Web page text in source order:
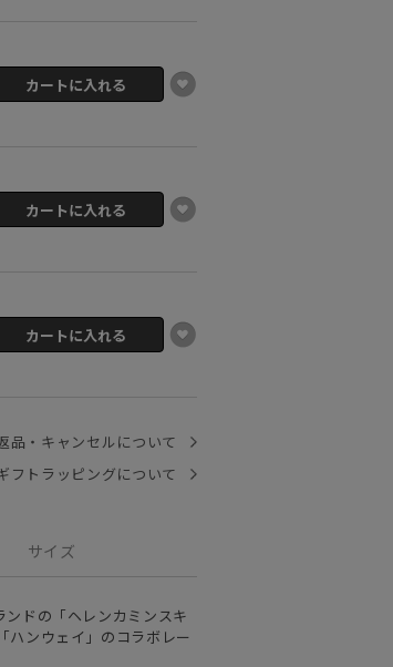
品・キャンセルについて
フトラッピングについて
サイズ
ドの「ヘレンカミンスキ
ハンウェイ」のコラボレー